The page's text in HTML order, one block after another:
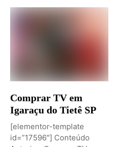
Comprar TV em
Igaraçu do Tietê SP
[elementor-template
id=”17596″] Conteúdo